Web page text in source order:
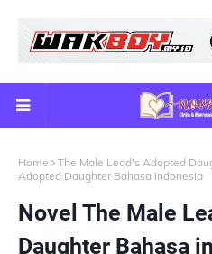
Home The Male Lead's Adopted
Adopted Daughter Bahasa indonesia
Novel The Male
Daughter Bahasa